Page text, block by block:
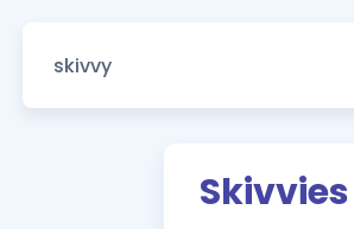
Skivvies